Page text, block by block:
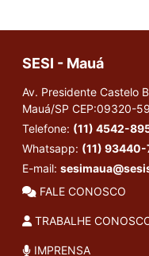
SESI - Mauá
Av. Presidente Castelo
Mauá/SP CEP:09320-
Telefone: (11) 4542-
Whatsapp: (11)
E-mail:
FALE CONOSCO
TRABALHE
IMPRENSA